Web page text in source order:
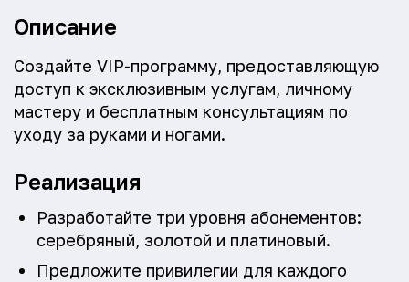
Описание
Создайте VIP-программу, предоставляющую
доступ к эксклюзивным услугам, личному
мастеру и бесплатным консультациям по
уходу за руками и ногами.
Реализация
Разработайте три уровня абонементов:
серебряный, золотой и платиновый.
Предложите привилегии для каждого